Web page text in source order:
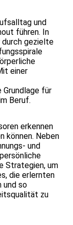
und
führen. In
durch gezielte
einer
für
Beruf.
erkennen
können. Neben
und
Strategien, um
die erlernten
und so
zu